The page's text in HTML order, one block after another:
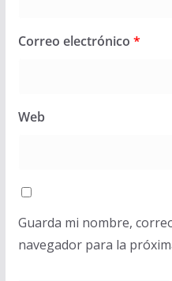
Correo electrónico *
Web
Guarda mi nombre,
navegador para la